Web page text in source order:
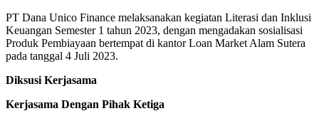
PT Dana Unico Finance melaksanakan kegiatan Literasi dan Inklusi
Keuangan Semester 1 tahun 2023, dengan mengadakan sosialisasi
Produk Pembiayaan bertempat di kantor Loan Market Alam Sutera
pada tanggal 4 Juli 2023.
Diksusi Kerjasama
Kerjasama Dengan Pihak Ketiga